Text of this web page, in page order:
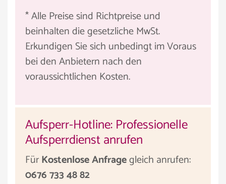
* Alle Preise sind Richtpreise und
beinhalten die gesetzliche MwSt.
Erkundigen Sie sich unbedingt im Voraus
bei den Anbietern nach den
voraussichtlichen Kosten.
Aufsperr-Hotline: Professionelle
Aufsperrdienst anrufen
FürKostenlose Anfragegleich anrufen:
0676 733 48 82